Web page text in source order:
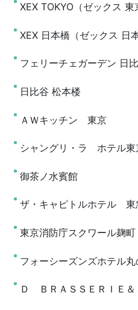
XEX TOKYO（ゼックス 東
XEX 日本橋（ゼックス 日本
フェリーチェガーデン 日
日比谷 松本楼
ＡＷキッチン 東京
シャングリ・ラ ホテル東
御茶ノ水賓館
ザ・キャピトルホテル 東
東京消防庁スクワール麹町
フォーシーズンズホテル
Ｄ ＢＲＡＳＳＥＲＩＥ＆